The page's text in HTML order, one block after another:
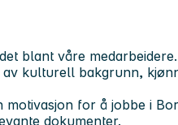
blant våre
kulturell bakgrunn,
motivasjon for å jobbe i
dokumenter.